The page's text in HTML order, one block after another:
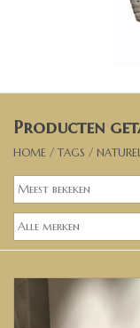
Bartafels
Banken, stoelen &
(Bar)krukken
Hoekbanken
Plantenbakken
Producten
HOME / TAGS / NATUREL